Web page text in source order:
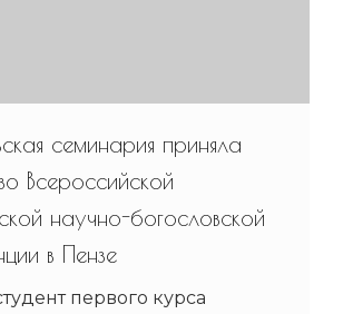
семинария приняла
Всероссийской
научно-богословской
в Пензе
первого курса